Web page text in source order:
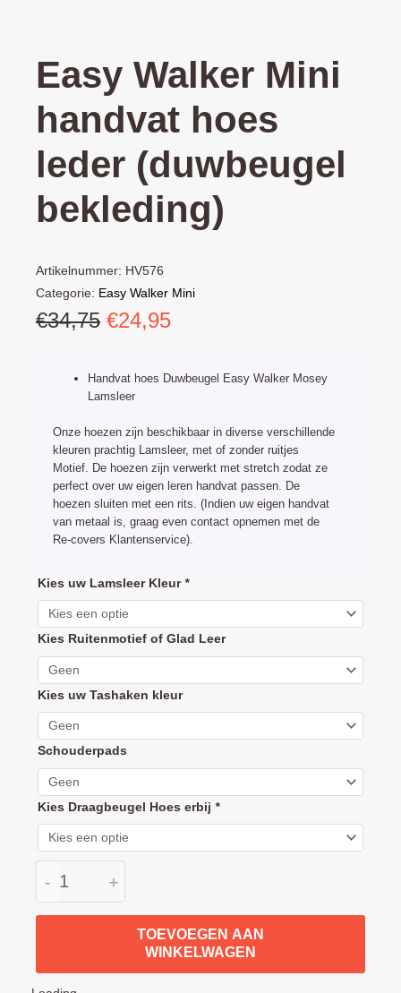
Easy Walker Mini
handvat hoes
leder (duwbeugel
bekleding)
Artikelnummer: HV576
Categorie: Easy Walker Mini
€34,75 Oorspronkelijke
was:
€34,75.
€24,95Huidige
is:
Handvat hoes Duwbeugel Easy Walker Mosey
Lamsleer
Onze hoezen zijn beschikbaar in diverse verschillende
kleuren prachtig Lamsleer, met of zonder ruitjes
Motief. De hoezen zijn verwerkt met stretch zodat ze
perfect over uw eigen leren handvat passen. De
hoezen sluiten met een rits. (Indien uw eigen handvat
van metaal is, graag even contact opnemen met de
Re-covers Klantenservice).
Kies uw Lamsleer Kleur *
Kies Ruitenmotief of Glad Leer
Kies uw Tashaken kleur
Schouderpads
Kies Draagbeugel Hoes erbij *
-
Easy
Walker
Mini
hoes
leder
(duwbeugel
bekleding)
+
TOEVOEGEN AAN
WINKELWAGEN